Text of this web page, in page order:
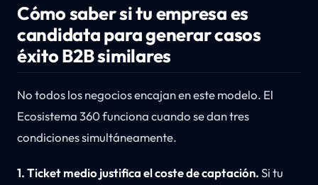
Cómo saber si tu empresa es
candidata para generar casos
éxito B2B similares
No todos los negocios encajan en este modelo. El
Ecosistema 360 funciona cuando se dan tres
condiciones simultáneamente.
1. Ticket medio justifica el coste de captación.Si tu